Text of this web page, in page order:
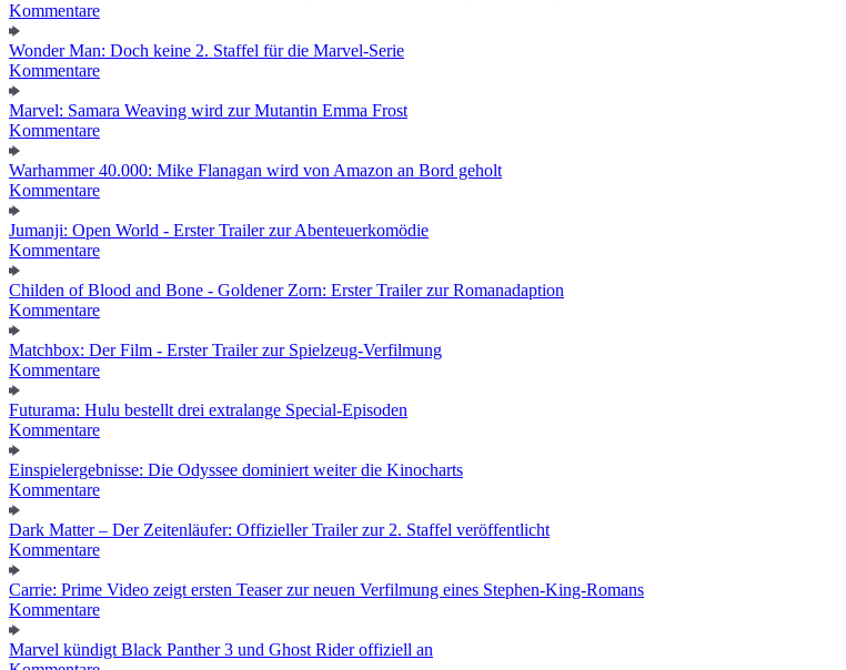
Kommentare
Wonder Man: Doch keine 2. Staffel für die Marvel-Serie
Kommentare
Marvel: Samara Weaving wird zur Mutantin Emma Frost
Kommentare
Warhammer 40.000: Mike Flanagan wird von Amazon an Bord geholt
Kommentare
Jumanji: Open World - Erster Trailer zur Abenteuerkomödie
Kommentare
Childen of Blood and Bone - Goldener Zorn: Erster Trailer zur Romanadaption
Kommentare
Matchbox: Der Film - Erster Trailer zur Spielzeug-Verfilmung
Kommentare
Futurama: Hulu bestellt drei extralange Special-Episoden
Kommentare
Einspielergebnisse: Die Odyssee dominiert weiter die Kinocharts
Kommentare
Dark Matter – Der Zeitenläufer: Offizieller Trailer zur 2. Staffel veröffentlicht
Kommentare
Carrie: Prime Video zeigt ersten Teaser zur neuen Verfilmung eines Stephen-King-Romans
Kommentare
Marvel kündigt Black Panther 3 und Ghost Rider offiziell an